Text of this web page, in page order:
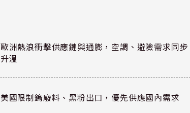
歐洲熱浪衝擊供應鏈與通膨，空調、避險需求同步
升溫
美國限制鎢廢料、黑粉出口，優先供應國內需求